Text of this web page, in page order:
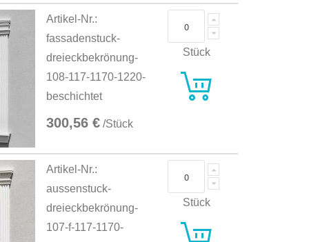
Artikel-Nr.:
fassadenstuck-
dreieckbekrönung-
108-117-1170-1220-
beschichtet
300,56 € /Stück
Stück
Artikel-Nr.:
aussenstuck-
dreieckbekrönung-
107-f-117-1170-
Stück